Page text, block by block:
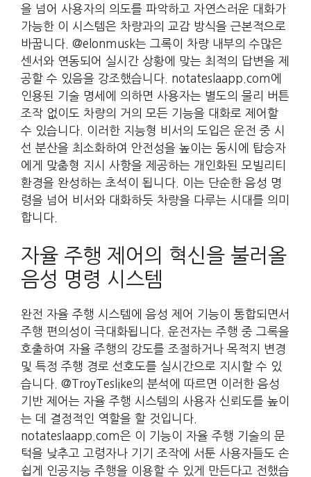
을 넘어 사용자의 의도를 파악하고 자연스러운 대화가
가능한 이 시스템은 차량과의 교감 방식을 근본적으로
바꿉니다. @elonmusk는 그록이 차량 내부의 수많은
센서와 연동되어 실시간 상황에 맞는 최적의 답변을 제
공할 수 있음을 강조했습니다. notateslaapp.com에
인용된 기술 명세에 의하면 사용자는 별도의 물리 버튼
조작 없이도 차량의 거의 모든 기능을 대화로 제어할
수 있습니다. 이러한 지능형 비서의 도입은 운전 중 시
선 분산을 최소화하여 안전성을 높이는 동시에 탑승자
에게 맞춤형 지시 사항을 제공하는 개인화된 모빌리티
환경을 완성하는 초석이 됩니다. 이는 단순한 음성 명
령을 넘어 비서와 대화하듯 차량을 다루는 시대를 의미
합니다.
자율 주행 제어의 혁신을 불러올
음성 명령 시스템
완전 자율 주행 시스템에 음성 제어 기능이 통합되면서
주행 편의성이 극대화됩니다. 운전자는 주행 중 그록을
호출하여 자율 주행의 강도를 조절하거나 목적지 변경
및 특정 주행 경로 선호도를 실시간으로 지시할 수 있
습니다. @TroyTeslike의 분석에 따르면 이러한 음성
기반 제어는 자율 주행 시스템의 사용자 신뢰도를 높이
는 데 결정적인 역할을 할 것입니다.
notateslaapp.com은 이 기능이 자율 주행 기술의 문
턱을 낮추고 고령자나 기기 조작에 서툰 사용자들도 손
쉽게 인공지능 주행을 이용할 수 있게 만든다고 전했습